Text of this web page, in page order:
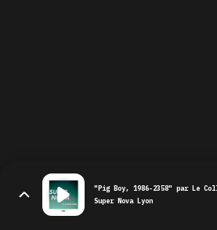
"Pig Boy, 1986-2358" par Le
Super Nova Lyon